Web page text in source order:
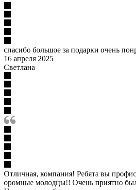
спасибо большое за подарки очень
16 апреля 2025
Светлана
Отличная, компания! Ребята вы
оромные молодцы!! Очень приятно